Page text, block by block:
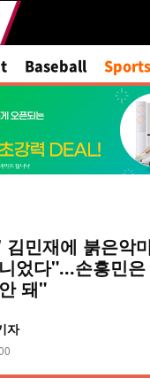
Baseball Sports
민재에 붉은악
었다"...손흥민
돼"
자